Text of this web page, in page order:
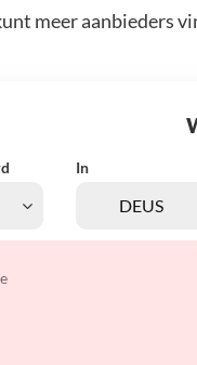
meer aanbieders
In